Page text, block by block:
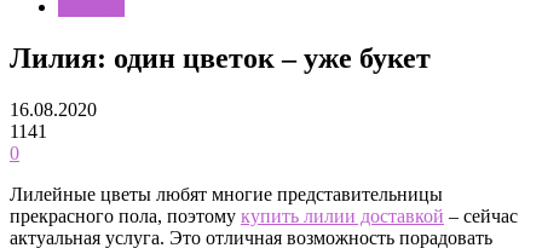
Лилия: один цветок – уже букет
16.08.2020
1141
0
Лилейные цветы любят многие представительницы
прекрасного пола, поэтому купить лилии доставкой – сейчас
актуальная услуга. Это отличная возможность порадовать